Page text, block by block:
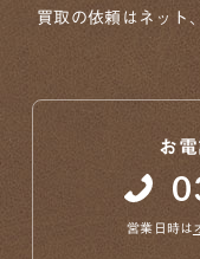
買取の依頼はネット
お
営業日時は